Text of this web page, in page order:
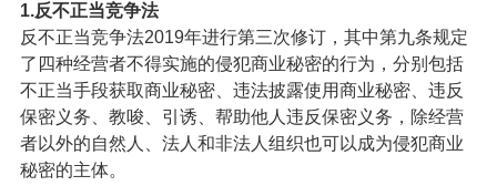
1.反不正当竞争法
反不正当竞争法2019年进行第三次修订，其中第九条规定
了四种经营者不得实施的侵犯商业秘密的行为，分别包括
不正当手段获取商业秘密、违法披露使用商业秘密、违反
保密义务、教唆、引诱、帮助他人违反保密义务，除经营
者以外的自然人、法人和非法人组织也可以成为侵犯商业
秘密的主体。